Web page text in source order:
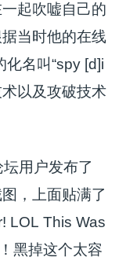
起吹嘘自己的
当时他的在线
名叫“spy [d]i
以及攻破技术
用户发布了
，上面贴满了
LOL This Was
黑掉这个太容